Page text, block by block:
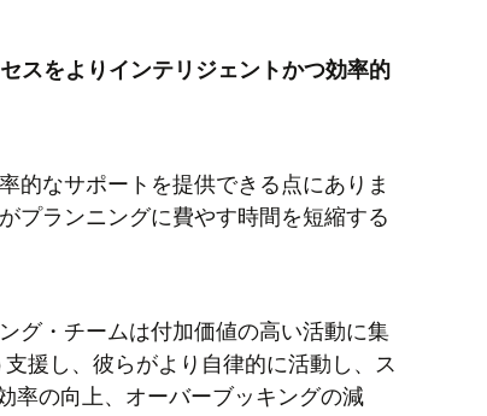
スをよりインテリジェントかつ効率的
的なサポートを提供できる点にありま
プランニングに費やす時間を短縮する
グ・チームは付加価値の高い活動に集
援し、彼らがより自律的に活動し、ス
率の向上、オーバーブッキングの減